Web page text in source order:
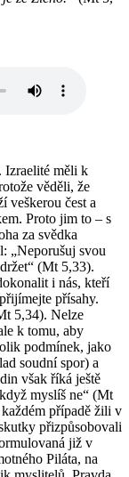
Izraelité měli k
věděli, že
veškerou čest a
Proto jim to – s
za svědka
„Neporušuj svou
(Mt 5,33).
i nás, kteří
přísahy.
5,34). Nelze
k tomu, aby
podmínek, jako
soudní spor) a
však říká ještě
myslíš ne“ (Mt
případě žili v
přizpůsobovali
již v
Piláta, na